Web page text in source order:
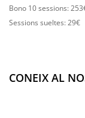
Bono 10 sessions:
Sessions sueltes: 29€
CONEIX AL